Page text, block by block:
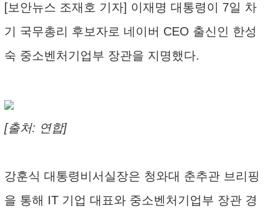
[보안뉴스 조재호 기자] 이재명 대통령이 7일 차
기 국무총리 후보자로 네이버 CEO 출신인 한성
숙 중소벤처기업부 장관을 지명했다.
[출처: 연합]
강훈식 대통령비서실장은 청와대 춘추관 브리핑
을 통해 IT 기업 대표와 중소벤처기업부 장관 경